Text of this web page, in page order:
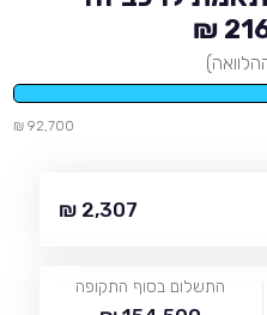
92,700 ₪
2,307 ₪
התשלום בסוף התקופה